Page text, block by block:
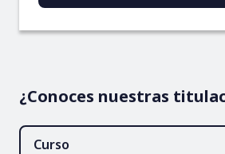
¿Conoces nuestras
Curso